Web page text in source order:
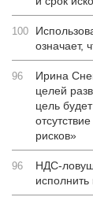
100
означает,
96
Ирина
целей
цель
рисков»
96
НДС-
исполнить